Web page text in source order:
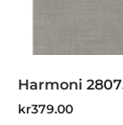
Harmoni
kr379.00